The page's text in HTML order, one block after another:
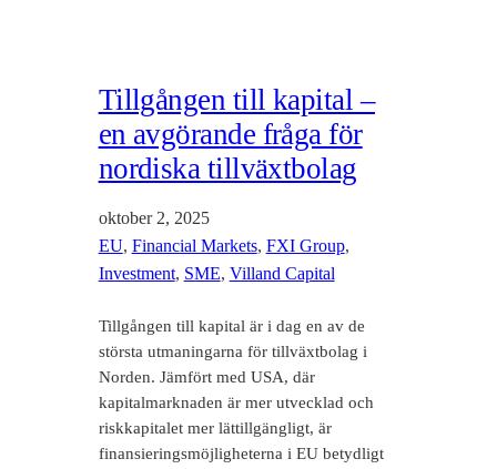
Tillgången till kapital –
en avgörande fråga för
nordiska tillväxtbolag
oktober 2, 2025
EU, Financial Markets, FXI Group
Investment, SME, Villand Capital
Tillgången till kapital är i dag en av de
största utmaningarna för tillväxtbolag i
Norden. Jämfört med USA, där
kapitalmarknaden är mer utvecklad och
riskkapitalet mer lättillgängligt, är
finansieringsmöjligheterna i EU betydligt